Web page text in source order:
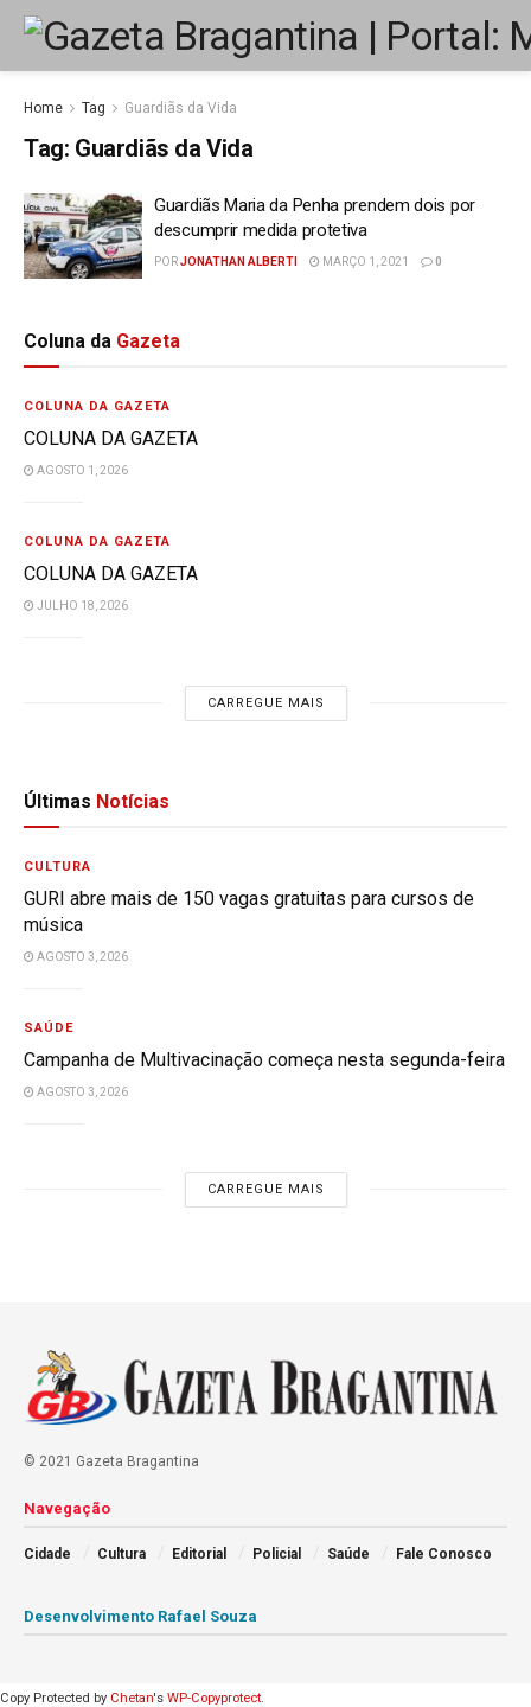
Home Tag Guardiãs da Vida
Tag: Guardiãs da Vida
Guardiãs Maria da Penha prendem dois por
descumprir medida protetiva
PORJONATHAN ALBERTI MARÇO 1, 2021 0
Coluna da Gazeta
COLUNA DA GAZETA
COLUNA DA GAZETA
AGOSTO 1, 2026
COLUNA DA GAZETA
COLUNA DA GAZETA
JULHO 18, 2026
CARREGUE MAIS
Últimas Notícias
CULTURA
GURI abre mais de 150 vagas gratuitas para cursos de
música
AGOSTO 3, 2026
SAÚDE
Campanha de Multivacinação começa nesta segunda-feira
AGOSTO 3, 2026
CARREGUE MAIS
© 2021 Gazeta Bragantina
Navegação
Cidade Cultura Editorial Policial Saúde Fale Conosco
Desenvolvimento Rafael Souza
Copy Protected by Chetan's WP-Copyprotect.